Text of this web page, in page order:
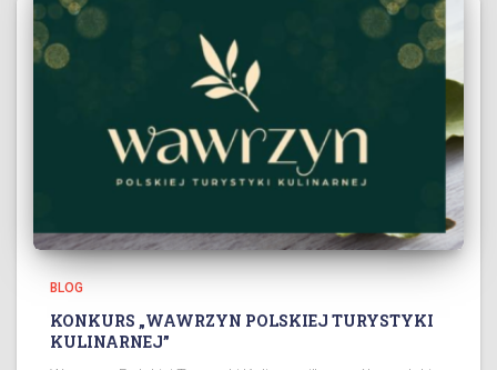
BLOG
KONKURS „WAWRZYN POLSKIEJ TURYSTYKI
KULINARNEJ”